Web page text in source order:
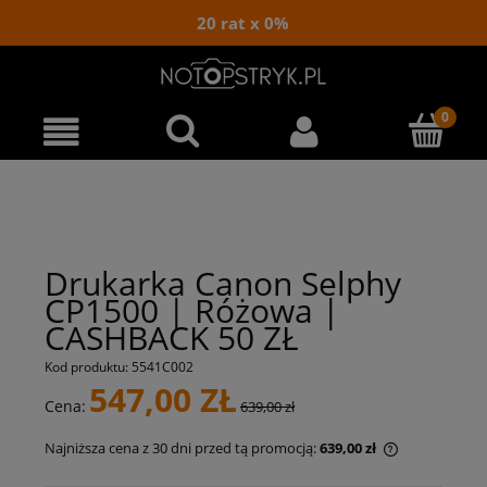
20 rat x 0%
Drukarka Canon Selphy
CP1500 | Różowa |
CASHBACK 50 ZŁ
Kod produktu: 5541C002
Cena: 547,00 ZŁ 639,00 zł
Najniższa cena z 30 dni przed tą promocją:639,00 zł